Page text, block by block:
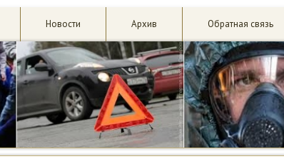
Новости Архив Обратная связь